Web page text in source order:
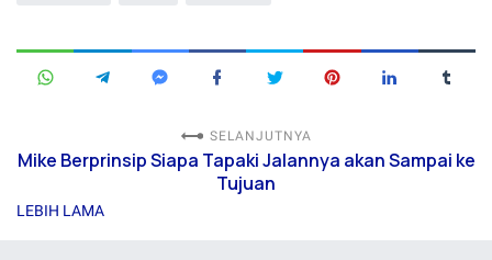
SELANJUTNYA
Mike Berprinsip Siapa Tapaki Jalannya akan Sampai ke
Tujuan
LEBIH LAMA